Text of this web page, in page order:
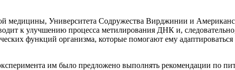
медицины, Университета Содружества Вирджинии и
к улучшению процесса метилирования ДНК и,
функций организма, которые помогают ему
им было предложено выполнять рекомендации по